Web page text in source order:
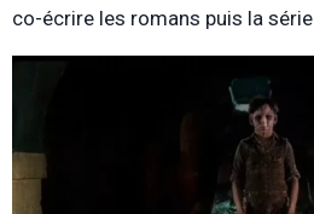
co-écrire les romans puis la série